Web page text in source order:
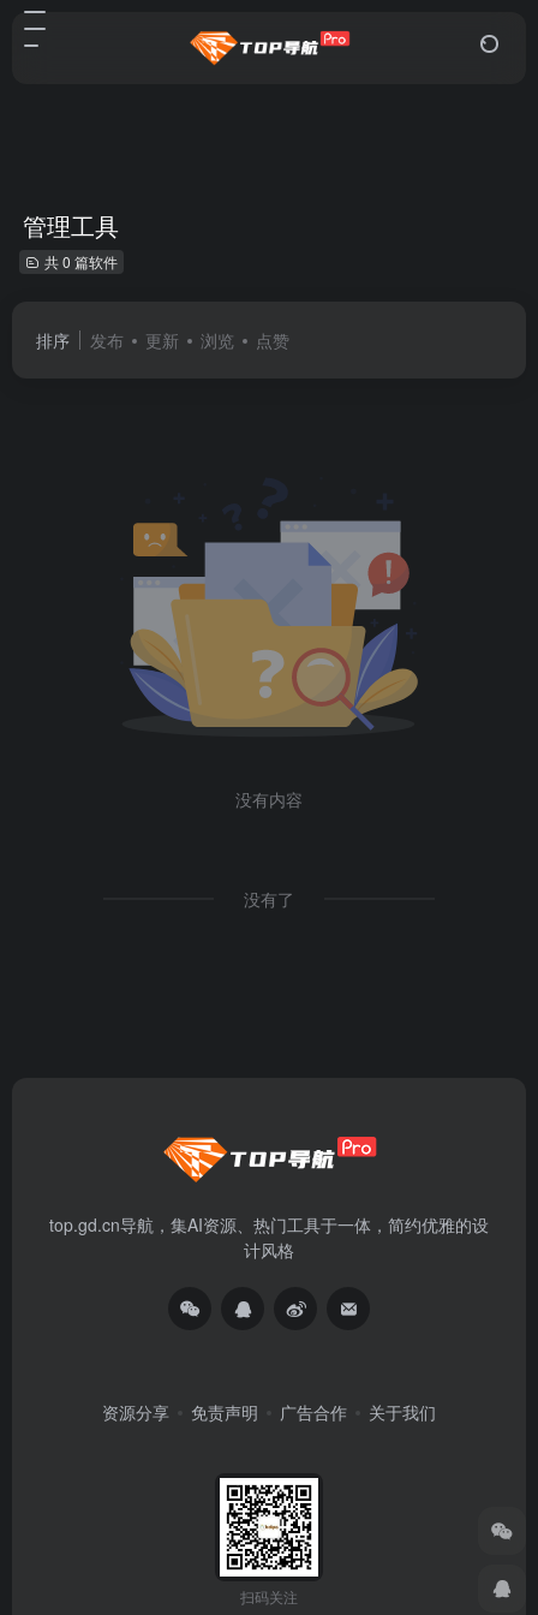
管理工具
共 0 篇软件
排序 发布 更新 浏览 点赞
没有内容
没有了
top.gd.cn导航，集AI资源、热门工具于一体，简约优雅的设
计风格
资源分享 免责声明 广告合作 关于我们
扫码关注